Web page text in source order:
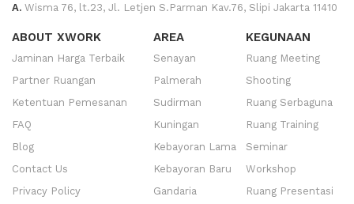
A. Wisma 76, lt.23, Jl. Letjen S.Parman Kav.76, Slipi Jakarta 11410
ABOUT XWORK
Jaminan Harga Terbaik
Partner Ruangan
Ketentuan Pemesanan
FAQ
Blog
Contact Us
Privacy Policy
AREA
Senayan
Palmerah
Sudirman
Kuningan
Kebayoran Lama
Kebayoran Baru
Gandaria
KEGUNAAN
Ruang Meeting
Shooting
Ruang Serbaguna
Ruang Training
Seminar
Workshop
Ruang Presentasi